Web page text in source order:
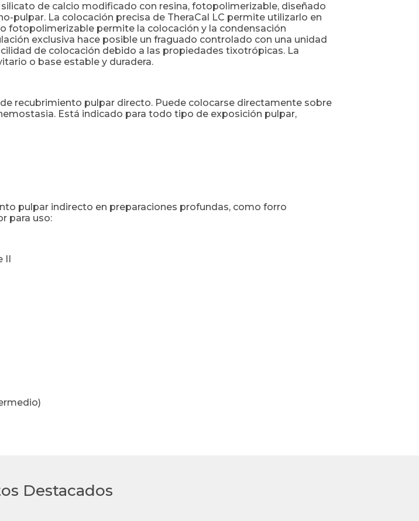
de calcio modificado con resina, fotopolimerizable, diseñado
pulpar. La colocación precisa de TheraCal LC permite utilizarlo en
fotopolimerizable permite la colocación y la condensación
exclusiva hace posible un fraguado controlado con una unidad
de colocación debido a las propiedades tixotrópicas. La
o base estable y duradera.
recubrimiento pulpar directo. Puede colocarse directamente sobre
Está indicado para todo tipo de exposición pulpar,
pulpar indirecto en preparaciones profundas, como forro
para uso:
II
Destacados